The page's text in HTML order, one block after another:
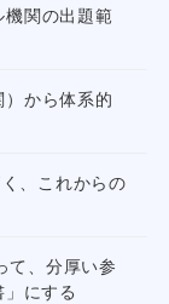
関の出題範
から体系的
、これからの
、分厚い参
にする